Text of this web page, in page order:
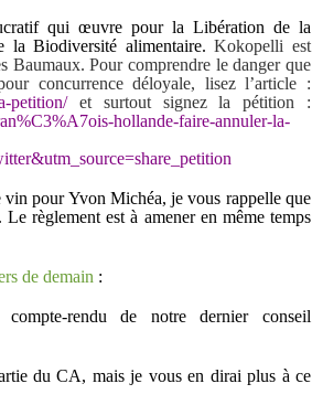
qui œuvre pour la Libération de la
la Biodiversité alimentaire.Kokopelli est
Baumaux. Pour comprendre le danger que
concurrence déloyale, lisez l’article :
petition/et surtout signez la pétition :
hollande-faire-annuler-la-
vin pour Yvon Michéa, je vous rappelle que
règlement est à amener en même temps
de demain :
rendu de notre dernier conseil
du CA, mais je vous en dirai plus à ce